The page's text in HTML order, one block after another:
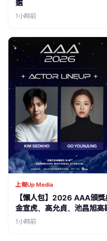
選
1小時前
上報Up Media
【懶人包】2026 AAA頒
金宣虎、高允貞、池昌旭高
1小時前